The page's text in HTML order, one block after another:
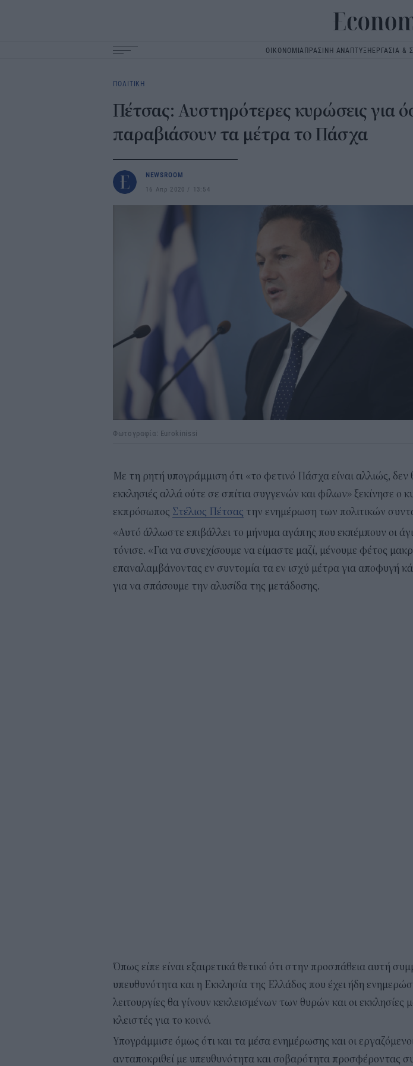
ΟΙΚΟΝΟΜΙΑΠΡΑΣΙΝΗ ΑΝΑΠΤΥΞΗΕΡΓΑΣΙΑ &
navigation
ΠΟΛΙΤΙΚΗ
Πέτσας: Αυστηρότερες κυρώσεις για
παραβιάσουν τα μέτρα το Πάσχα
NEWSROOM
16 Απρ 2020
13:54
Φωτογραφία: Eurokinissi
Με τη ρητή υπογράμμιση ότι «το φετινό Πάσχα είναι αλλιώς, δεν
εκκλησιές αλλά ούτε σε σπίτια συγγενών και φίλων» ξεκίνησε ο
εκπρόσωπος Στέλιος Πέτσας την ενημέρωση των πολιτικών
«Αυτό άλλωστε επιβάλλει το μήνυμα αγάπης που εκπέμπουν οι
τόνισε. «Για να συνεχίσουμε να είμαστε μαζί, μένουμε φέτος
επαναλαμβάνοντας εν συντομία τα εν ισχύ μέτρα για αποφυγή
για να σπάσουμε την αλυσίδα της μετάδοσης.
Όπως είπε είναι εξαιρετικά θετικό ότι στην προσπάθεια αυτή
υπευθυνότητα και η Εκκλησία της Ελλάδος που έχει ήδη
λειτουργίες θα γίνουν κεκλεισμένων των θυρών και οι εκκλησίες
κλειστές για το κοινό.
Υπογράμμισε όμως ότι και τα μέσα ενημέρωσης και οι
ανταποκριθεί με υπευθυνότητα και σοβαρότητα προσφέροντας